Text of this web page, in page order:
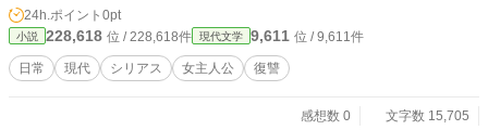
24h.ポイント 0pt
小説 228,618 位 / 228,618件 現代文学 9,611 位 / 9,611件
日常 現代 シリアス 女主人公 復讐
感想数 0
文字数 15,705